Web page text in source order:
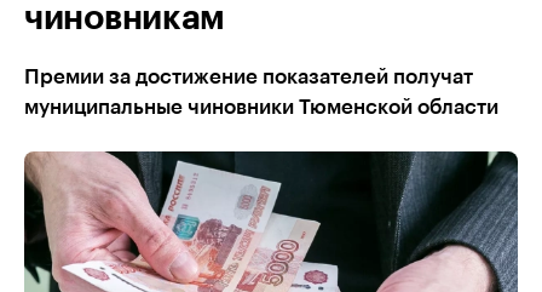
чиновникам
Премии за достижение показателей получат
муниципальные чиновники Тюменской области